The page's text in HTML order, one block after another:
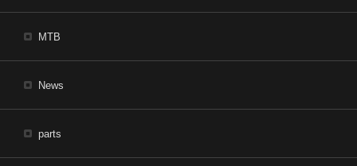
MTB
News
parts